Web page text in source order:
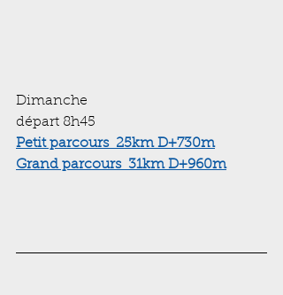
Dimanche
départ 8h45
Petit parcours  25km D+730m
Grand parcours  31km D+960m